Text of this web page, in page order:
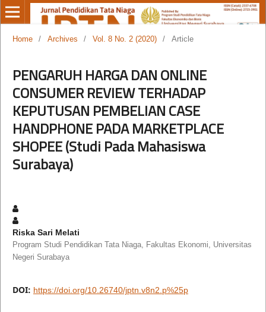
Home / Archives / Vol. 8 No. 2 (2020) / Article
PENGARUH HARGA DAN ONLINE
CONSUMER REVIEW TERHADAP
KEPUTUSAN PEMBELIAN CASE
HANDPHONE PADA MARKETPLACE
SHOPEE (Studi Pada Mahasiswa
Surabaya)
Riska Sari Melati
Program Studi Pendidikan Tata Niaga, Fakultas Ekonomi, Universitas
Negeri Surabaya
DOI: https://doi.org/10.26740/jptn.v8n2.p%25p